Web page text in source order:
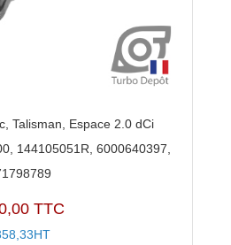
Talisman, Espace 2.0 dCi
144105051R, 6000640397,
TTC